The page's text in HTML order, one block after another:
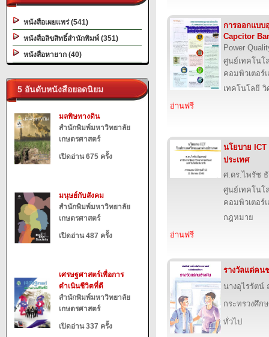
หนังสือเผยแพร่ (541)
หนังสือลิขสิทธิ์สำนักพิมพ์ (351)
หนังสือหายาก (40)
5 อันดับหนังสือยอดนิยม
มลพิษทางดิน
สำนักพิมพ์มหาวิทยาลัย
เกษตรศาสตร์
เปิดอ่าน 675 ครั้ง
มนุษย์กับสังคม
สำนักพิมพ์มหาวิทยาลัย
เกษตรศาสตร์
เปิดอ่าน 487 ครั้ง
เศรษฐศาสตร์เพื่อการ
ดำเนินชีวิตที่ดี
สำนักพิมพ์มหาวิทยาลัย
เกษตรศาสตร์
เปิดอ่าน 337 ครั้ง
การออกแบบ
Capcitor
Power
ศูนย์เทคโนโ
คอมพิวเตอร์
เทคโนโลยี
อ่านฟรี
นโยบาย ICT
ประเทศ
ศ.ดร.ไพรัช
ศูนย์เทคโนโ
คอมพิวเตอร์
กฎหมาย
อ่านฟรี
รางวัลแด่คน
นางอุไรรัตน์
กระทรวงศึก
ทั่วไป